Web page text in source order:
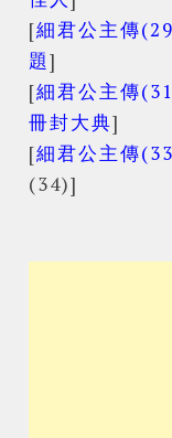
[細君公主傳
題]
[細君公主傳
冊封大典]
[細君公主傳
(34)]